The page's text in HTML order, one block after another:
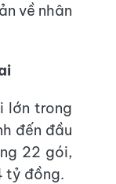
về nhân
lớn trong
đến đầu
22 gói,
tỷ đồng.